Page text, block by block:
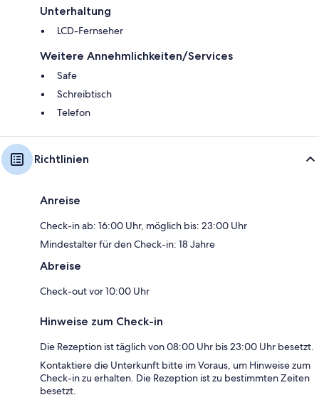
Unterhaltung
LCD-Fernseher
Weitere Annehmlichkeiten/Services
Safe
Schreibtisch
Telefon
Richtlinien
Anreise
Check-in ab: 16:00 Uhr, möglich bis: 23:00 Uhr
Mindestalter für den Check-in: 18 Jahre
Abreise
Check-out vor 10:00 Uhr
Hinweise zum Check-in
Die Rezeption ist täglich von 08:00 Uhr bis 23:00 Uhr besetzt.
Kontaktiere die Unterkunft bitte im Voraus, um Hinweise zum
Check-in zu erhalten. Die Rezeption ist zu bestimmten Zeiten
besetzt.